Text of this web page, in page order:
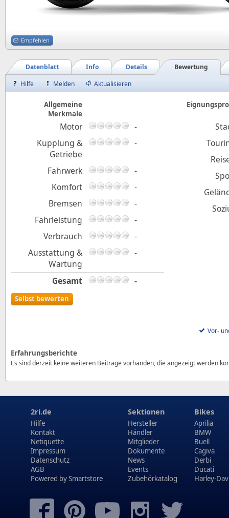
Empfehlen
Bewertung
Details
Info
Datenblatt
Hilfe
Melden Aktualisieren
Allgemeine
Merkmale
Motor
-
Kupplung &
Getriebe
-
Fahrwerk
-
Komfort
-
Bremsen
-
Fahrleistung
-
Verbrauch
-
Ausstattung &
Wartung
-
Gesamt -
Selbst bewerten
Vor-
Erfahrungsberichte
Es sind derzeit keine weiteren Beiträge vorhanden, die angezeigt werden
2ri.de
Hilfe
Kontakt
Netiquette
Impressum
Datenschutz
AGB
Powered bySmartstore
Sektionen
Hersteller
Händler
Mitglieder
Dokumente
News
Events
Zubehörkatalog
Bikes
Aprilia
BMW
Buell
Cagiva
Derbi
Ducati
Harley-